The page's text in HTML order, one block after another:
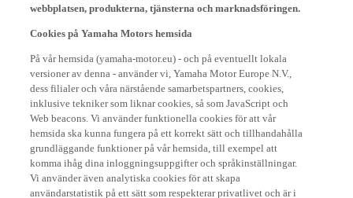
webbplatsen, produkterna, tjänsterna och marknadsföringen.
Cookies på Yamaha Motors hemsida
På vår hemsida (yamaha-motor.eu) - och på eventuellt lokala
versioner av denna - använder vi, Yamaha Motor Europe N.V.,
dess filialer och våra närstående samarbetspartners, cookies,
inklusive tekniker som liknar cookies, så som JavaScript och
Web beacons. Vi använder funktionella cookies för att vår
hemsida ska kunna fungera på ett korrekt sätt och tillhandahålla
grundläggande funktioner på vår hemsida, till exempel att
komma ihåg dina inloggningsuppgifter och språkinställningar.
Vi använder även analytiska cookies för att skapa
användarstatistik på ett sätt som respekterar privatlivet och är i